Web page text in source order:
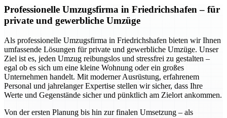
Professionelle Umzugsfirma in Friedrichshafen – für
private und gewerbliche Umzüge
Als professionelle Umzugsfirma in Friedrichshafen bieten wir Ihnen
umfassende Lösungen für private und gewerbliche Umzüge. Unser
Ziel ist es, jeden Umzug reibungslos und stressfrei zu gestalten –
egal ob es sich um eine kleine Wohnung oder ein großes
Unternehmen handelt. Mit moderner Ausrüstung, erfahrenem
Personal und jahrelanger Expertise stellen wir sicher, dass Ihre
Werte und Gegenstände sicher und pünktlich am Zielort ankommen.
Von der ersten Planung bis hin zur finalen Umsetzung – als